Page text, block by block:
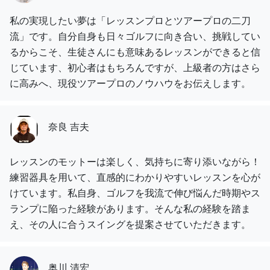
私の実現したい夢は「レッスンプロとツアープロの二刀
流」です。自分自身も日々ゴルフに向き合い、挑戦してい
るからこそ、生徒さんにも意味あるレッスンができると信
じています、初心者はもちろんですが、上級者の方はさら
に高みへ、現役ツアープロのノウハウをお伝えします。
奈良 吉夫
レッスンのモットーは楽しく、気持ちに寄り添いながら！
練習器具を用いて、直感的にわかりやすいレッスンを心が
けています。私自身、ゴルフを我流で伸び悩んだ時期やス
ランプに陥った経験があります。そんな私の経験を踏ま
え、その人に合うスイングを提案させていただきます。